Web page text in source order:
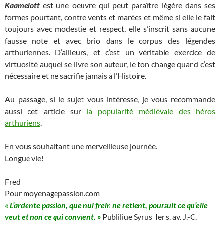
Kaamelott est une oeuvre qui peut paraître légère dans ses
formes pourtant, contre vents et marées et même si elle le fait
toujours avec modestie et respect, elle s’inscrit sans aucune
fausse note et avec brio dans le corpus des légendes
arthuriennes. D’ailleurs, et c’est un véritable exercice de
virtuosité auquel se livre son auteur, le ton change quand c’est
nécessaire et ne sacrifie jamais à l’Histoire.
Au passage, si le sujet vous intéresse, je vous recommande
aussi cet article sur la popularité médiévale des héros
arthuriens.
En vous souhaitant une merveilleuse journée.
Longue vie!
Fred
Pour moyenagepassion.com
« L’ardente passion, que nul frein ne retient, poursuit ce qu’elle
veut et non ce qui convient. » Publiliue Syrus Ier s. av. J.-C.